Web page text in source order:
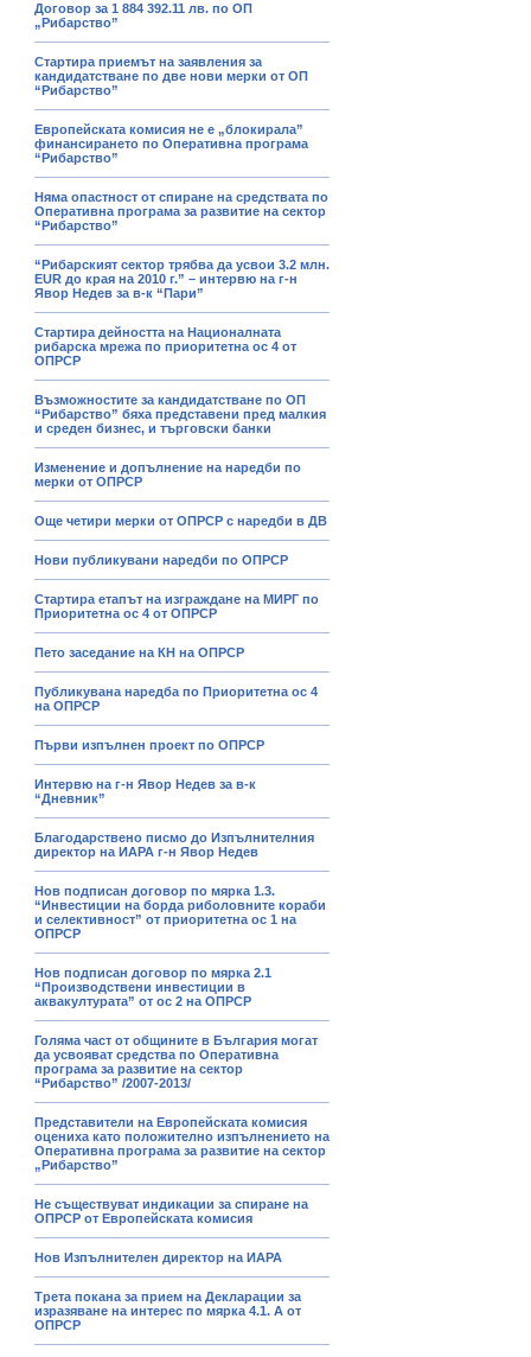
Договор за 1 884 392.11 лв. по ОП
„Рибарство”
Стартира приемът на заявления за
кандидатстване по две нови мерки от ОП
“Рибарство”
Европейската комисия не е „блокирала”
финансирането по Оперативна програма
“Рибарство”
Няма опастност от спиране на средствата по
Оперативна програма за развитие на сектор
“Рибарство”
“Рибарският сектор трябва да усвои 3.2 млн.
EUR до края на 2010 г.” – интервю на г-н
Явор Недев за в-к “Пари”
Стартира дейността на Националната
рибарска мрежа по приоритетна ос 4 от
ОПРСР
Възможностите за кандидатстване по ОП
“Рибарство” бяха представени пред малкия
и среден бизнес, и търговски банки
Изменение и допълнение на наредби по
мерки от ОПРСР
Още четири мерки от ОПРСР с наредби в ДВ
Нови публикувани наредби по ОПРСР
Стартира етапът на изграждане на МИРГ по
Приоритетна ос 4 от ОПРСР
Пето заседание на КН на ОПРСР
Публикувана наредба по Приоритетна ос 4
на ОПРСР
Първи изпълнен проект по ОПРСР
Интервю на г-н Явор Недев за в-к
“Дневник”
Благодарствено писмо до Изпълнителния
директор на ИАРА г-н Явор Недев
Нов подписан договор по мярка 1.3.
“Инвестиции на борда риболовните кораби
и селективност” от приоритетна ос 1 на
ОПРСР
Нов подписан договор по мярка 2.1
“Производствени инвестиции в
аквакултурата” от ос 2 на ОПРСР
Голяма част от общините в България могат
да усвояват средства по Оперативна
програма за развитие на сектор
“Рибарство” /2007-2013/
Представители на Европейската комисия
оцениха като положително изпълнението на
Оперативна програма за развитие на сектор
„Рибарство”
Не съществуват индикации за спиране на
ОПРСР от Европейската комисия
Нов Изпълнителен директор на ИАРА
Трета покана за прием на Декларации за
изразяване на интерес по мярка 4.1. А от
ОПРСР